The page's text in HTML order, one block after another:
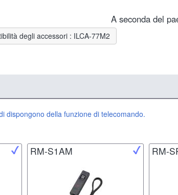
A seconda del
degli accessori : ILCA-77M2
dispongono della funzione di telecomando.
RM-S1AM RM-